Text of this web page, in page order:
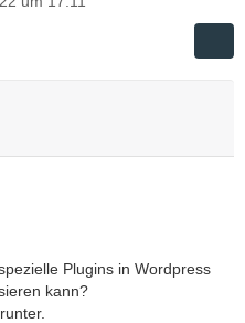
Plugins in Wordpress
kann?